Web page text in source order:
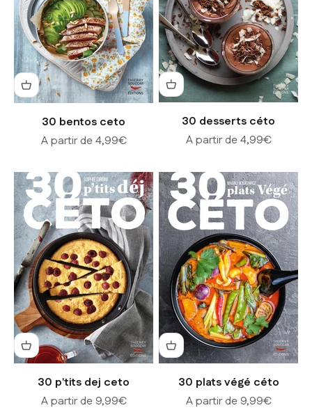
30 bentos ceto
Prix de vente
A partir de 4,99€
30 desserts céto
Prix de vente
A partir de 4,99€
30 p'tits dej ceto
Prix de vente
A partir de 9,99€
30 plats végé céto
Prix de vente
A partir de 9,99€